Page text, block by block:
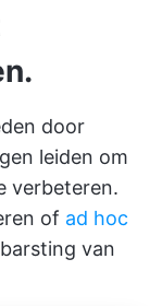
door
leiden om
verbeteren.
of ad hoc
van